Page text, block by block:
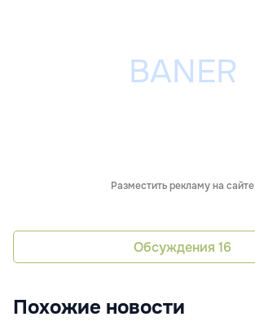
Разместить рекламу на сайте
Обсуждения 16
Похожие новости